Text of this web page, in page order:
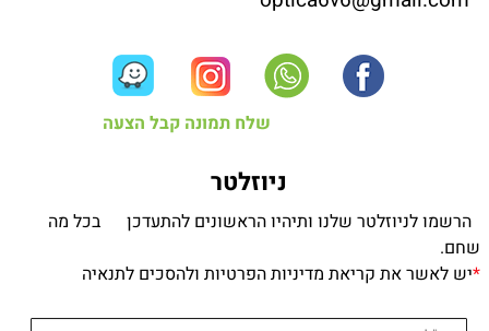
שלח תמונה קבל הצעה
ניוזלטר
הרשמו לניוזלטר שלנו ותיהיו הראשונים להתעדכן בכל מה
שחם.
*יש לאשר את קריאת מדיניות הפרטיות ולהסכים לתנאיה